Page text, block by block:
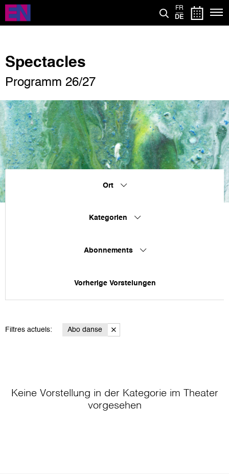
Direkt
zum
Inhalt
FR
DE
Spectacles
Programm 26/27
Ort
Kategorien
Abonnements
Vorherige Vorstelungen
Filtres actuels: Abo danse
Keine Vorstellung in der Kategorie im Theater
vorgesehen